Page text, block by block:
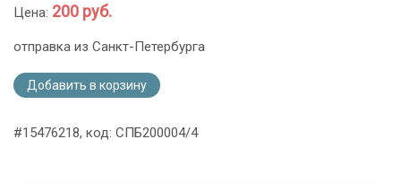
Цена: 200 руб.
отправка из Санкт-Петербурга
Добавить в корзину
#15476218, код: СПБ200004/4